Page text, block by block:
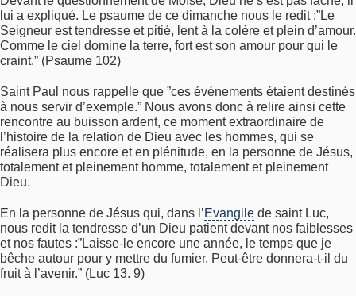
lui a expliqué. Le psaume de ce dimanche nous le redit :”Le
Seigneur est tendresse et pitié, lent à la colère et plein d’amour.
Comme le ciel domine la terre, fort est son amour pour qui le
craint.” (Psaume 102)
Saint Paul nous rappelle que ”ces événements étaient destinés
à nous servir d’exemple.” Nous avons donc à relire ainsi cette
rencontre au buisson ardent, ce moment extraordinaire de
l’histoire de la relation de Dieu avec les hommes, qui se
réalisera plus encore et en plénitude, en la personne de Jésus,
totalement et pleinement homme, totalement et pleinement
Dieu.
En la personne de Jésus qui, dans l’Evangile de saint Luc,
nous redit la tendresse d’un Dieu patient devant nos faiblesses
et nos fautes :”Laisse-le encore une année, le temps que je
bêche autour pour y mettre du fumier. Peut-être donnera-t-il du
fruit à l’avenir.” (Luc 13. 9)